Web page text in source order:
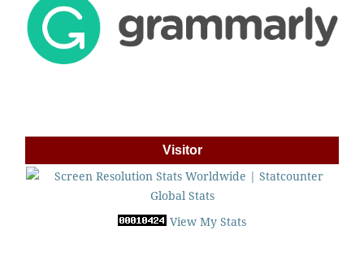
Visitor
View My Stats